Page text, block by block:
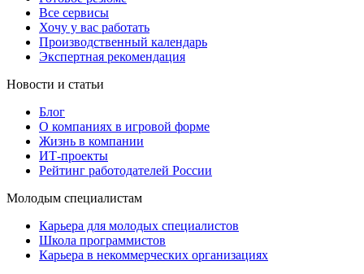
Все сервисы
Хочу у вас работать
Производственный календарь
Экспертная рекомендация
Новости и статьи
Блог
О компаниях в игровой форме
Жизнь в компании
ИТ-проекты
Рейтинг работодателей России
Молодым специалистам
Карьера для молодых специалистов
Школа программистов
Карьера в некоммерческих организациях